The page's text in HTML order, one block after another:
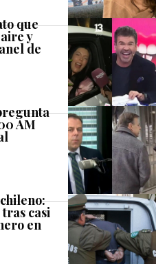
que
y
de
AM
casi
en